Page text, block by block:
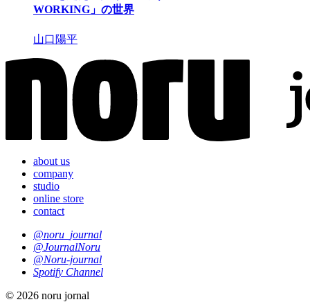
WORKING」の世界
山口陽平
about us
company
studio
online store
contact
@noru_journal
@JournalNoru
@Noru-journal
Spotify Channel
© 2026 noru jornal